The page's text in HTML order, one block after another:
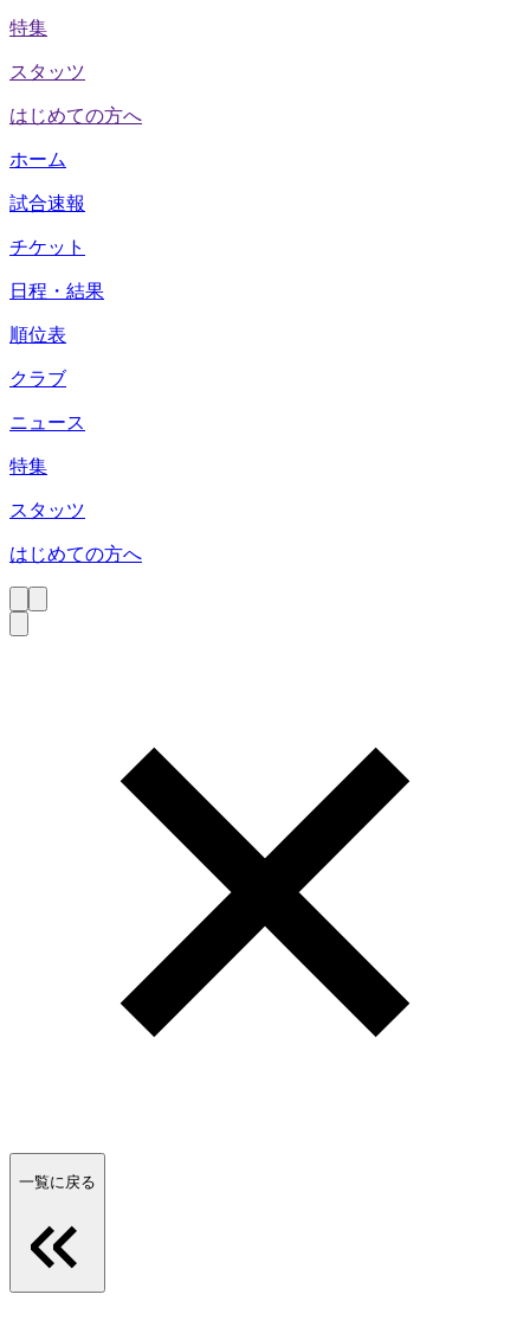
特集
スタッツ
はじめての方へ
ホーム
試合速報
チケット
日程・結果
順位表
クラブ
ニュース
特集
スタッツ
はじめての方へ
一覧に戻る